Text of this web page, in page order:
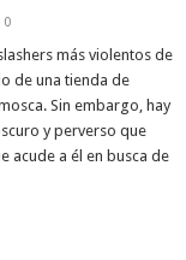
0
más violentos de
de una tienda de
Sin embargo, hay
y perverso que
acude a él en busca de